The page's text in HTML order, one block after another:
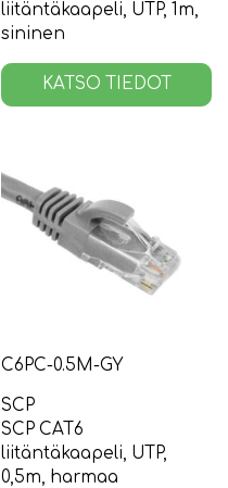
liitäntäkaapeli, UTP, 1m,
sininen
KATSO TIEDOT
C6PC-0.5M-GY
SCP
SCP CAT6
liitäntäkaapeli, UTP,
0,5m, harmaa